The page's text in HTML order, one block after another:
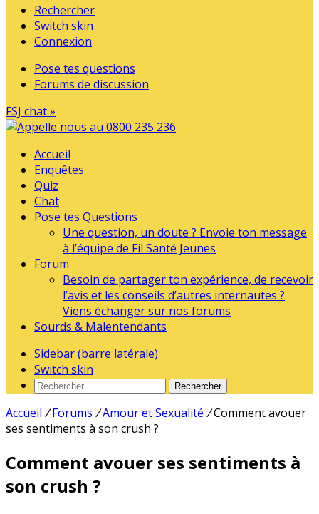
Rechercher
Switch skin
Connexion
Pose tes questions
Forums de discussion
FSJ chat »
Accueil
Enquêtes
Quiz
Chat
Pose tes Questions
Une question, un doute ? Envoie ton message
à l’équipe de Fil Santé Jeunes
Forum
Besoin de partager ton expérience, de recevoir
l’avis et les conseils d’autres internautes ?
Viens échanger sur nos forums
Sourds & Malentendants
Sidebar (barre latérale)
Switch skin
Rechercher
Accueil / Forums /Amour et Sexualité /Comment avouer
ses sentiments à son crush ?
Comment avouer ses sentiments à
son crush ?